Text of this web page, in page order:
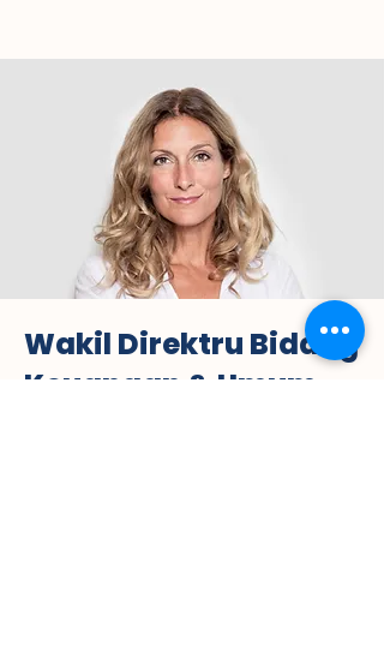
Wakil Direktru Bidang
Keuangan & Umum